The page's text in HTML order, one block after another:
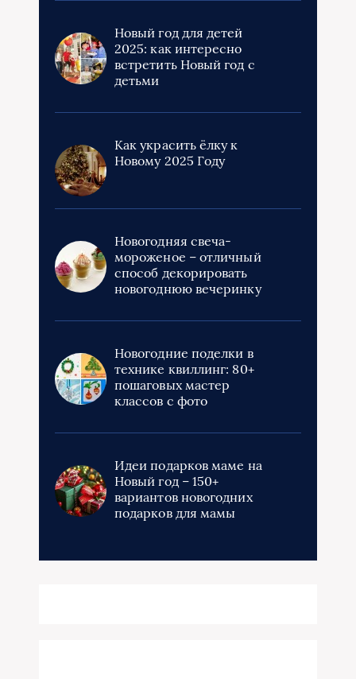
Новый год для детей
2025: как интересно
встретить Новый год с
детьми
Как украсить ёлку к
Новому 2025 Году
Новогодняя свеча-
мороженое – отличный
способ декорировать
новогоднюю вечеринку
Новогодние поделки в
технике квиллинг: 80+
пошаговых мастер
классов с фото
Идеи подарков маме на
Новый год – 150+
вариантов новогодних
подарков для мамы